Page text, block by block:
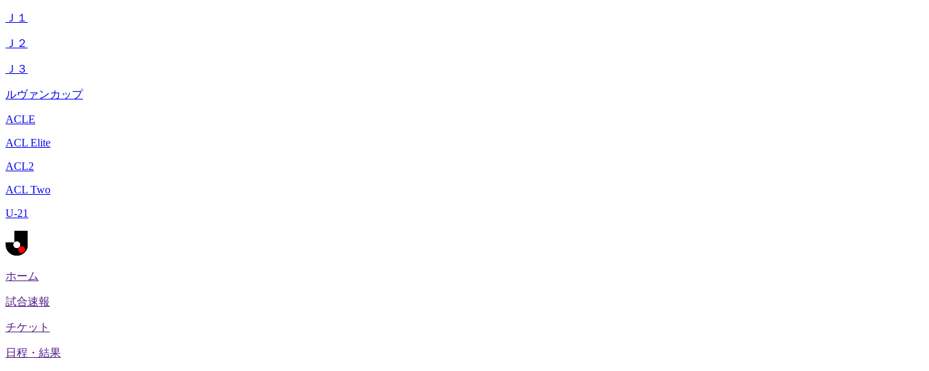
Ｊ１
Ｊ２
Ｊ３
ルヴァンカップ
ACLE
ACL Elite
ACL2
ACL Two
U-21
ホーム
試合速報
チケット
日程・結果